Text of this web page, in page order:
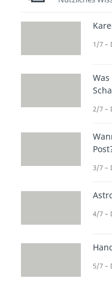
1/7 –
2/7 –
3/7 –
4/7 –
5/7 –